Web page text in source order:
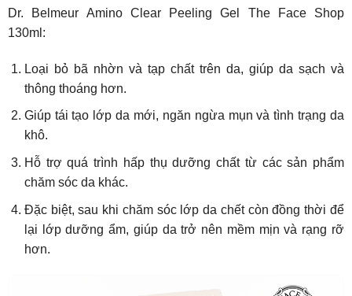
Dr. Belmeur Amino Clear Peeling Gel The Face Shop
130ml:
Loại bỏ bã nhờn và tạp chất trên da, giúp da sạch và
thông thoáng hơn.
Giúp tái tạo lớp da mới, ngăn ngừa mụn và tình trạng da
khô.
Hỗ trợ quá trình hấp thụ dưỡng chất từ các sản phẩm
chăm sóc da khác.
Đặc biệt, sau khi chăm sóc lớp da chết còn đồng thời để
lại lớp dưỡng ẩm, giúp da trở nên mềm mịn và rạng rỡ
hơn.